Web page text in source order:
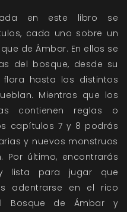
en este libro se
cada uno sobre un
de Ámbar. En ellos se
del bosque, desde su
hasta los distintos
Mientras que los
contienen reglas o
capítulos 7 y 8 podrás
y nuevos monstruos
Por último, encontrarás
lista para jugar que
adentrarse en el rico
Bosque de Ámbar y